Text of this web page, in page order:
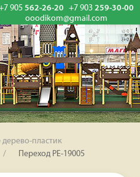
905562-26-20 +7 903 259-30-00
ooodikom@gmail.com
пластик
Переход PE-19005